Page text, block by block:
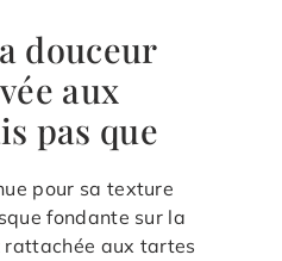
douceur
aux
pas que
pour sa texture
fondante sur la
aux tartes